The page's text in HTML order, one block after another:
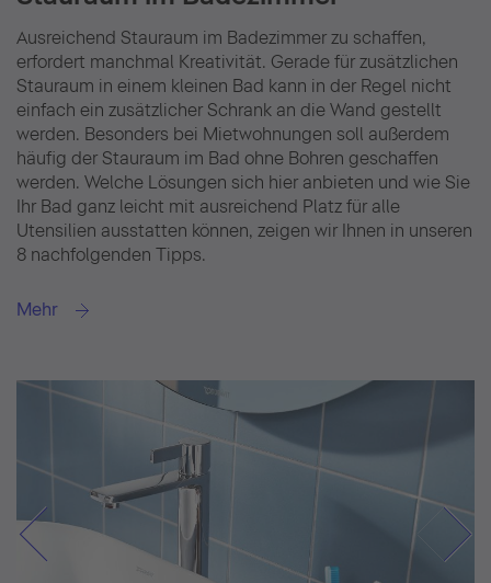
Ausreichend Stauraum im Badezimmer zu schaffen,
erfordert manchmal Kreativität. Gerade für zusätzlichen
Stauraum in einem kleinen Bad kann in der Regel nicht
einfach ein zusätzlicher Schrank an die Wand gestellt
werden. Besonders bei Mietwohnungen soll außerdem
häufig der Stauraum im Bad ohne Bohren geschaffen
werden. Welche Lösungen sich hier anbieten und wie Sie
Ihr Bad ganz leicht mit ausreichend Platz für alle
Utensilien ausstatten können, zeigen wir Ihnen in unseren
8 nachfolgenden Tipps.
Mehr